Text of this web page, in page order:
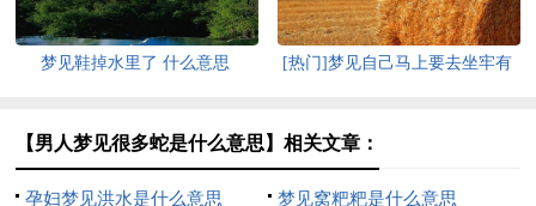
梦见鞋掉水里了 什么意思
[热门]梦见自己马上要去坐牢有
【男人梦见很多蛇是什么意思】相关文章：
孕妇梦见洪水是什么意思
梦见窝粑粑是什么意思